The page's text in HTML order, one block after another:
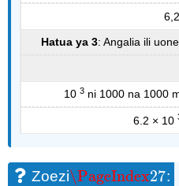
Hatua ya 3: Angalia ili
10 3 ni 1000 na 1000
6.2 × 10
Zoezi\PageIndex27
\PageIndex27: